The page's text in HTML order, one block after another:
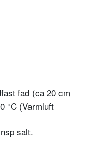
fad (ca 20 cm
°C (Varmluft
salt.